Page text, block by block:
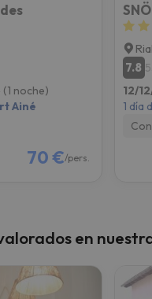
(1 noche)
Ainé
70 €/pers.
7.8
12/
1 día
en